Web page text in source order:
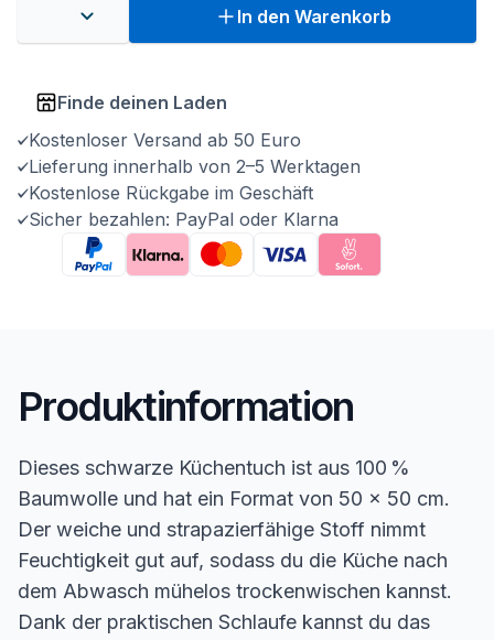
In den Warenkorb
Finde deinen Laden
Kostenloser Versand ab 50 Euro
Lieferung innerhalb von 2–5 Werktagen
Kostenlose Rückgabe im Geschäft
Sicher bezahlen: PayPal oder Klarna
Produktinformation
Dieses schwarze Küchentuch ist aus 100 %
Baumwolle und hat ein Format von 50 x 50 cm.
Der weiche und strapazierfähige Stoff nimmt
Feuchtigkeit gut auf, sodass du die Küche nach
dem Abwasch mühelos trockenwischen kannst.
Dank der praktischen Schlaufe kannst du das